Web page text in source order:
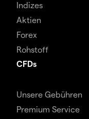
Indizes
Aktien
Forex
Rohstoff
CFDs
Unsere Gebühren
Premium Service